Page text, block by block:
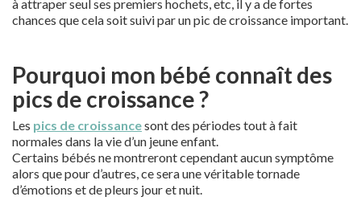
à attraper seul ses premiers hochets, etc, il y a de fortes
chances que cela soit suivi par un pic de croissance important.
Pourquoi mon bébé connaît des
pics de croissance ?
Les pics de croissancesont des périodes tout à fait
normales dans la vie d’un jeune enfant.
Certains bébés ne montreront cependant aucun symptôme
alors que pour d’autres, ce sera une véritable tornade
d’émotions et de pleurs jour et nuit.